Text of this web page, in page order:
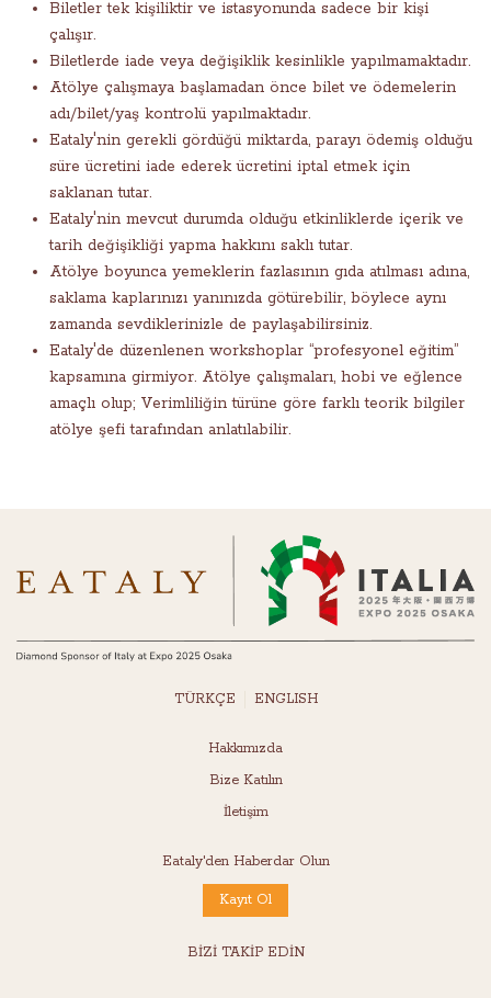
Biletler tek kişiliktir ve istasyonunda sadece bir kişi
çalışır.
Biletlerde iade veya değişiklik kesinlikle yapılmamaktadır.
Atölye çalışmaya başlamadan önce bilet ve ödemelerin
adı/bilet/yaş kontrolü yapılmaktadır.
Eataly'nin gerekli gördüğü miktarda, parayı ödemiş olduğu
süre ücretini iade ederek ücretini iptal etmek için
saklanan tutar.
Eataly'nin mevcut durumda olduğu etkinliklerde içerik ve
tarih değişikliği yapma hakkını saklı tutar.
Atölye boyunca yemeklerin fazlasının gıda atılması adına,
saklama kaplarınızı yanınızda götürebilir, böylece aynı
zamanda sevdiklerinizle de paylaşabilirsiniz.
Eataly'de düzenlenen workshoplar “profesyonel eğitim”
kapsamına girmiyor. Atölye çalışmaları, hobi ve eğlence
amaçlı olup; Verimliliğin türüne göre farklı teorik bilgiler
atölye şefi tarafından anlatılabilir.
TÜRKÇE ENGLISH
Hakkımızda
Bize Katılın
İletişim
Eataly'den Haberdar Olun
Kayıt Ol
BİZİ TAKİP EDİN